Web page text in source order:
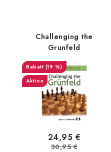
Challenging the
Grunfeld
(19 %)
Aktion
24,95 €
30,95 €